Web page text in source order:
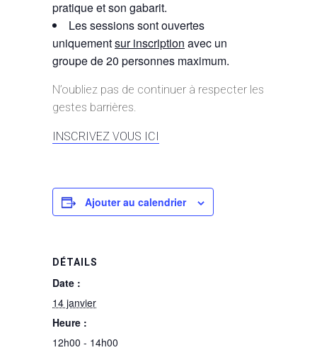
pratique et son gabarit.
Les sessions sont ouvertes
uniquementsur inscription avec un
groupe de 20 personnes maximum.
N’oubliez pas de continuer à respecter les
gestes barrières.
INSCRIVEZ VOUS ICI
Ajouter au calendrier
DÉTAILS
Date :
14 janvier
Heure :
12h00 - 14h00